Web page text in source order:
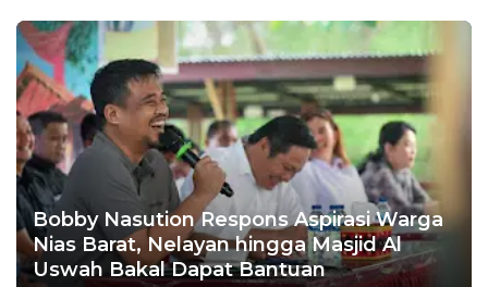
Bobby Nasution Respons Aspirasi Warga
Nias Barat, Nelayan hingga Masjid Al
Uswah Bakal Dapat Bantuan